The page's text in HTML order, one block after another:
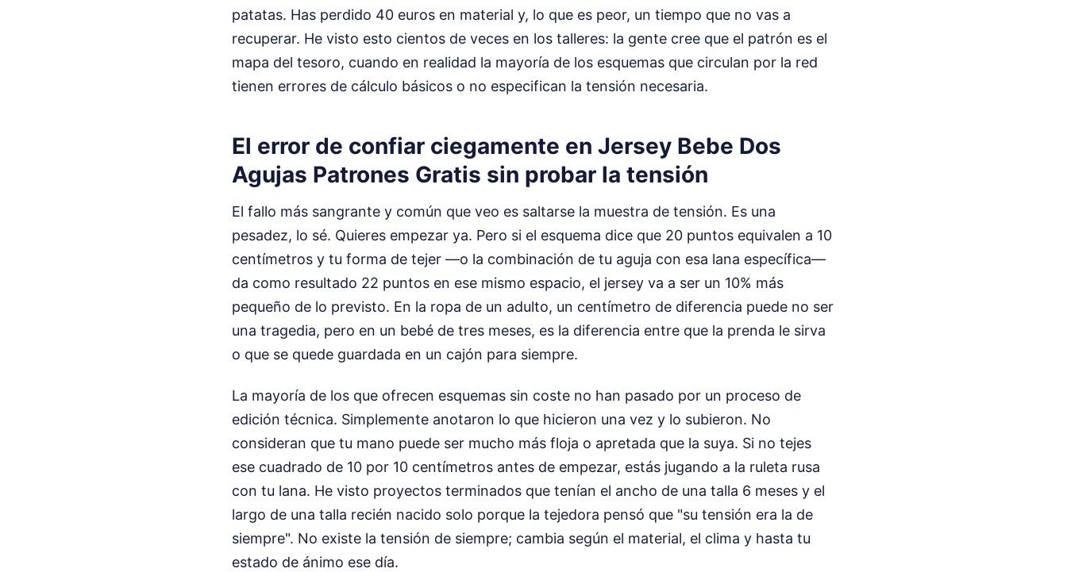
patatas. Has perdido 40 euros en material y, lo que es peor, un tiempo que no vas a
recuperar. He visto esto cientos de veces en los talleres: la gente cree que el patrón es el
mapa del tesoro, cuando en realidad la mayoría de los esquemas que circulan por la red
tienen errores de cálculo básicos o no especifican la tensión necesaria.
El error de confiar ciegamente en Jersey Bebe Dos
Agujas Patrones Gratis sin probar la tensión
El fallo más sangrante y común que veo es saltarse la muestra de tensión. Es una
pesadez, lo sé. Quieres empezar ya. Pero si el esquema dice que 20 puntos equivalen a 10
centímetros y tu forma de tejer —o la combinación de tu aguja con esa lana específica—
da como resultado 22 puntos en ese mismo espacio, el jersey va a ser un 10% más
pequeño de lo previsto. En la ropa de un adulto, un centímetro de diferencia puede no ser
una tragedia, pero en un bebé de tres meses, es la diferencia entre que la prenda le sirva
o que se quede guardada en un cajón para siempre.
La mayoría de los que ofrecen esquemas sin coste no han pasado por un proceso de
edición técnica. Simplemente anotaron lo que hicieron una vez y lo subieron. No
consideran que tu mano puede ser mucho más floja o apretada que la suya. Si no tejes
ese cuadrado de 10 por 10 centímetros antes de empezar, estás jugando a la ruleta rusa
con tu lana. He visto proyectos terminados que tenían el ancho de una talla 6 meses y el
largo de una talla recién nacido solo porque la tejedora pensó que "su tensión era la de
siempre". No existe la tensión de siempre; cambia según el material, el clima y hasta tu
estado de ánimo ese día.